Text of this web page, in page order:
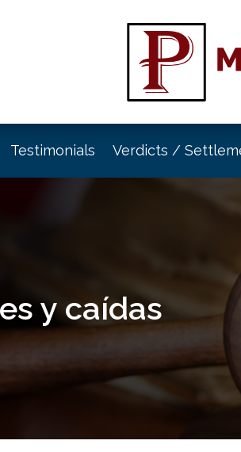
Testimonials Verdicts /
y caídas